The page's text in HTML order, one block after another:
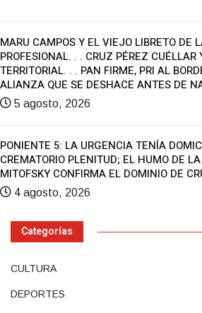
MARU CAMPOS Y EL VIEJO LIBRETO DE
PROFESIONAL. . . CRUZ PÉREZ CUÉLLAR
TERRITORIAL. . . PAN FIRME, PRI AL
ALIANZA QUE SE DESHACE ANTES DE
5 agosto, 2026
PONIENTE 5: LA URGENCIA TENÍA
CREMATORIO PLENITUD; EL HUMO DE
MITOFSKY CONFIRMA EL DOMINIO DE
4 agosto, 2026
Categorías
CULTURA
DEPORTES